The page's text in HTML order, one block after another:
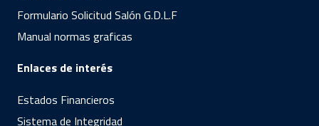
Formulario Solicitud Salón G.D.L.F
Manual normas graficas
Enlaces de interés
Estados Financieros
Sistema de Integridad